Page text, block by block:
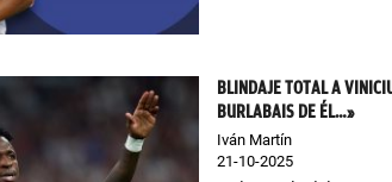
BLINDAJE TOTAL A
BURLABAIS DE ÉL…»
Iván Martín
21-10-2025